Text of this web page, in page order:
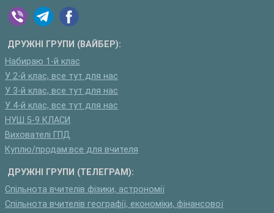
ДРУЖНІ ГРУПИ (ВАЙБЕР):
Набираю 1-й клас
У 2-й клас, все тут для нас
У 3-й клас, все тут для нас
У 4-й клас, все тут для нас
НУШ 5-9 КЛАСИ
Вихователі ГПД
Куплю/продам:все для вчителя
ДРУЖНІ ГРУПИ (ТЕЛЕГРАМ):
Спільнота вчителів фізики, астрономії
Спільнота вчителів географії, економіки, фінансової